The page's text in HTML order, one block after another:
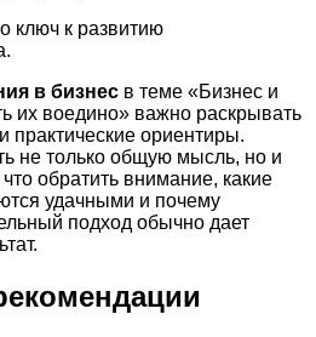
ключ к развитию
в бизнес в теме «Бизнес и
их воедино» важно раскрывать
практические ориентиры.
не только общую мысль, но и
обратить внимание, какие
удачными и почему
подход обычно дает